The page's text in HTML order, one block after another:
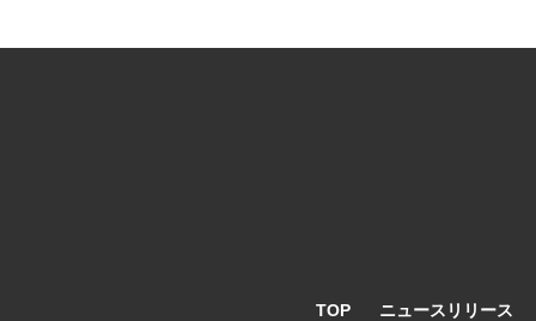
TOP ニュースリリース